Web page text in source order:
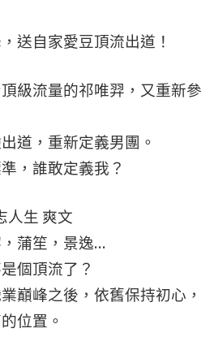
送自家愛豆頂流出道！
級流量的祁唯羿，又重新參
道，重新定義男團。
，誰敢定義我？
人生 爽文
蒲笙，景逸…
個頂流了？
巔峰之後，依舊保持初心，
位置。